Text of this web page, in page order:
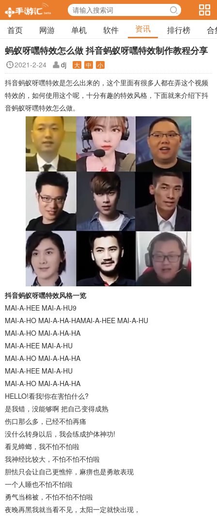
首页 网游 单机 软件 资讯 排行榜 合
蚂蚁呀嘿特效怎么做 抖音蚂蚁呀嘿特效制作教程分享
2021-2-24 dj 大 中 小
抖音蚂蚁呀嘿特效是怎么出来的，这个里面有很多人都在弄这个视频
特效的，如何使用这个呢，十分有趣的特效风格，下面就来介绍下抖
音蚂蚁呀嘿特效怎么做。
抖音蚂蚁呀嘿特效风格一览
MAI-A-HEE MAI-A-HU9
MAI-A-HO MAI-A-HA-HAMAI-A-HEE MAI-A-HU
MAI-A-HO MAI-A-HA-HA
MAI-A-HEE MAI-A-HU
MAI-A-HO MAI-A-HA-HA
MAI-A-HEE MAI-A-HU
MAI-A-HO MAI-A-HA-HA
HELLO!看我!你在害怕什么?
是我错，没能够啊 把自己变得成熟
伤口那么多，已经不怕再痛
没什么转身以后，我会练成护体神功!
看见蟑螂，我不怕不怕啦
我神经比较大，不怕不怕不怕啦
胆怯只会让自己更憔悴，麻痹也是勇敢表现
一个人睡也不怕不怕啦
勇气当棉被，不怕不怕不怕啦
夜晚再黑我就当看不见，太阳一定就快出现，